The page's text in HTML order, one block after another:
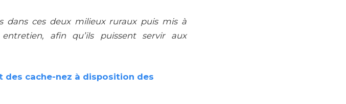
dans ces deux milieux ruraux puis mis à
afin qu’ils puissent servir aux
des cache-nez à disposition des